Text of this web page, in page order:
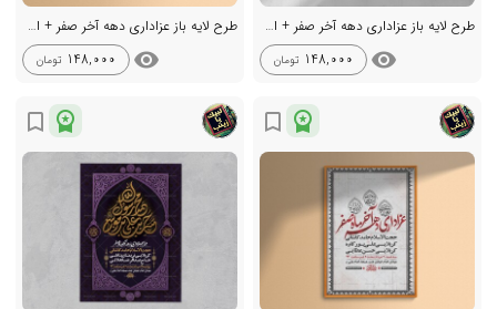
طرح لایه باز عزاداری دهه آخر صفر + استوری
visibility
148,000 تومان
طرح لایه باز عزاداری دهه آخر صفر + استوری
visibility
148,000 تومان
workspace_premium
bookmark_border
workspace_premium
bookmark_border